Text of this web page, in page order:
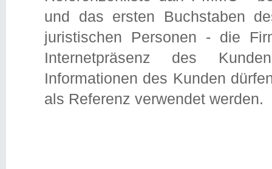
und das ersten Buchstaben
juristischen Personen - die
Internetpräsenz des
Informationen des Kunden
als Referenz verwendet werden.